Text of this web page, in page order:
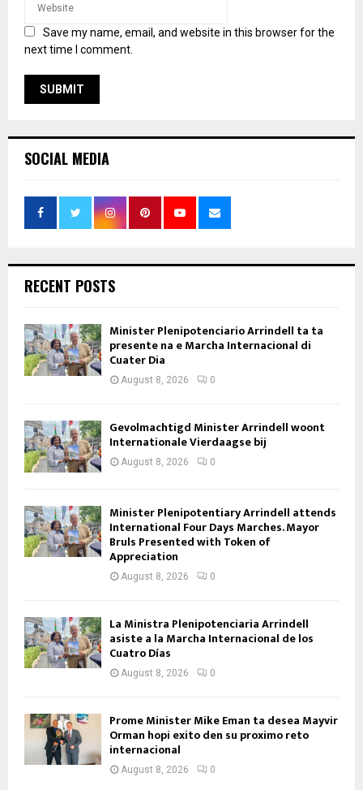
Save my name, email, and website in this browser for the
next time I comment.
SOCIAL MEDIA
RECENT POSTS
Minister Plenipotenciario Arrindell ta ta
presente na e Marcha Internacional di
Cuater Dia
August 8, 2026 0
Gevolmachtigd Minister Arrindell woont
Internationale Vierdaagse bij
August 8, 2026 0
Minister Plenipotentiary Arrindell attends
International Four Days Marches. Mayor
Bruls Presented with Token of
Appreciation
August 8, 2026 0
La Ministra Plenipotenciaria Arrindell
asiste a la Marcha Internacional de los
Cuatro Días
August 8, 2026 0
Prome Minister Mike Eman ta desea Mayvir
Orman hopi exito den su proximo reto
internacional
August 8, 2026 0